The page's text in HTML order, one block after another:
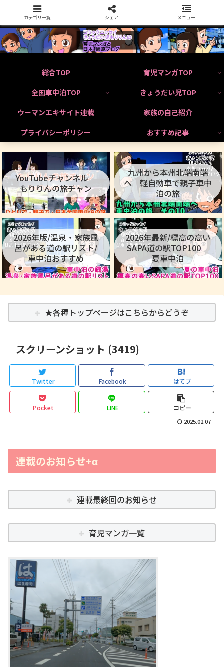
総合TOP
育児マンガTOP
全国車中泊TOP
きょうだい児TOP
ウーマンエキサイト連載
家族の自己紹介
プライバシーポリシー
おすすめ記事
YouTubeチャンネル
もりりんの旅チャン
九州から本州北端南端
へ 軽自動車で親子車中
泊の旅
2026年版/温泉・家族風
呂がある道の駅リスト/
車中泊おすすめ
2026年最新/標高の高い
SAPA道の駅TOP100
夏車中泊
★各種トップページはこちらからどうぞ
スクリーンショット (3419)
Twitter Facebook はてブ
Pocket LINE コピー
2025.02.07
連載のお知らせ+α
連載最終回のお知らせ
育児マンガ一覧
カテゴリ一覧 シェア メニュー